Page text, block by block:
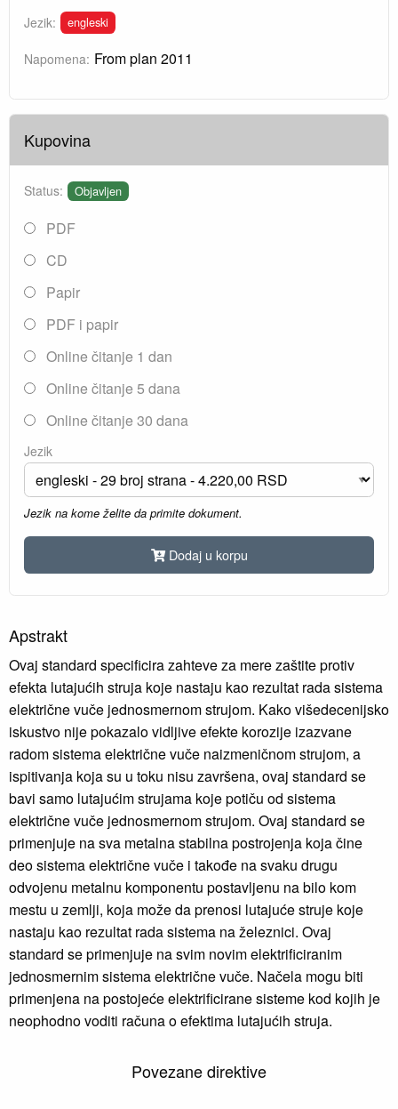
Jezik: engleski
Napomena: From plan 2011
Kupovina
Status: Objavljen
PDF
CD
Papir
PDF i papir
Online čitanje 1 dan
Online čitanje 5 dana
Online čitanje 30 dana
Jezik
Jezik na kome želite da primite dokument.
Dodaj u korpu
Apstrakt
Ovaj standard specificira zahteve za mere zaštite protiv
efekta lutajućih struja koje nastaju kao rezultat rada sistema
električne vuče jednosmernom strujom. Kako višedecenijsko
iskustvo nije pokazalo vidljive efekte korozije izazvane
radom sistema električne vuče naizmeničnom strujom, a
ispitivanja koja su u toku nisu završena, ovaj standard se
bavi samo lutajućim strujama koje potiču od sistema
električne vuče jednosmernom strujom. Ovaj standard se
primenjuje na sva metalna stabilna postrojenja koja čine
deo sistema električne vuče i takođe na svaku drugu
odvojenu metalnu komponentu postavljenu na bilo kom
mestu u zemlji, koja može da prenosi lutajuće struje koje
nastaju kao rezultat rada sistema na železnici. Ovaj
standard se primenjuje na svim novim elektrificiranim
jednosmernim sistema električne vuče. Načela mogu biti
primenjena na postojeće elektrificirane sisteme kod kojih je
neophodno voditi računa o efektima lutajućih struja.
Povezane direktive